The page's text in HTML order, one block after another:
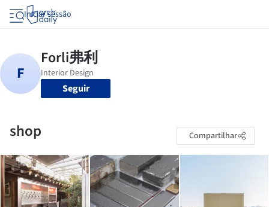
Iniciar sessão
Seguir
shop Compartilhar